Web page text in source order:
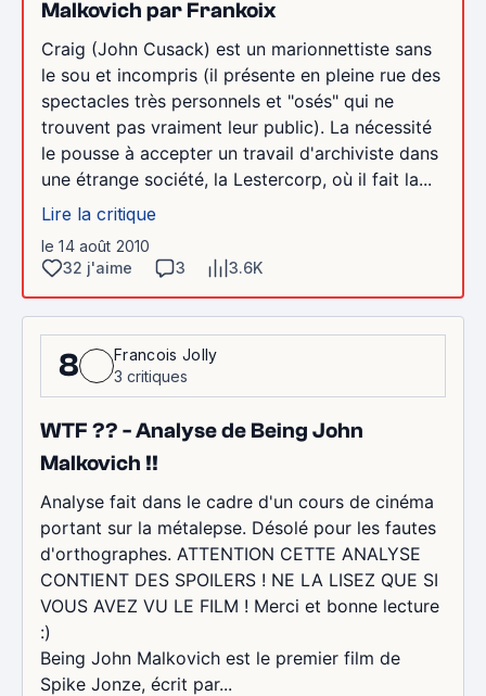
Malkovich par Frankoix
Craig (John Cusack) est un marionnettiste sans
le sou et incompris (il présente en pleine rue des
spectacles très personnels et "osés" qui ne
trouvent pas vraiment leur public). La nécessité
le pousse à accepter un travail d'archiviste dans
une étrange société, la Lestercorp, où il fait la...
Lire la critique
le 14 août 2010
32 j'aime
3 3.6K
8
Francois Jolly
3 critiques
WTF ?? - Analyse de Being John
Malkovich !!
Analyse fait dans le cadre d'un cours de cinéma
portant sur la métalepse. Désolé pour les fautes
d'orthographes. ATTENTION CETTE ANALYSE
CONTIENT DES SPOILERS ! NE LA LISEZ QUE SI
VOUS AVEZ VU LE FILM ! Merci et bonne lecture
:)
Being John Malkovich est le premier film de
Spike Jonze, écrit par...